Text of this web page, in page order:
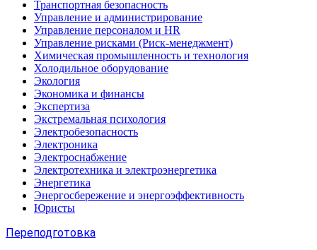
Транспортная безопасность
Управление и администрирование
Управление персоналом и HR
Управление рисками (Риск-менеджмент)
Химическая промышленность и технология
Холодильное оборудование
Экология
Экономика и финансы
Экспертиза
Экстремальная психология
Электробезопасность
Электроника
Электроснабжение
Электротехника и электроэнергетика
Энергетика
Энергосбережение и энергоэффективность
Юристы
Переподготовка